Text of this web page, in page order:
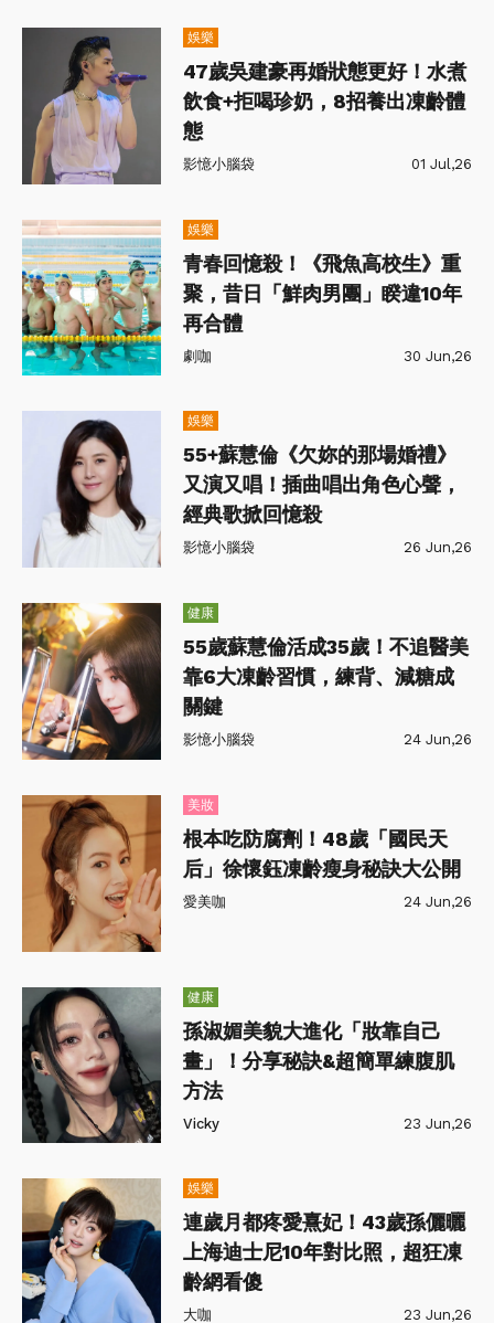
娛樂
47歲吳建豪再婚狀態更好！水煮
飲食+拒喝珍奶，8招養出凍齡體
態
影憶小腦袋 01 Jul,26
娛樂
青春回憶殺！《飛魚高校生》重
聚，昔日「鮮肉男團」睽違10年
再合體
劇咖 30 Jun,26
娛樂
55+蘇慧倫《欠妳的那場婚禮》
又演又唱！插曲唱出角色心聲，
經典歌掀回憶殺
影憶小腦袋 26 Jun,26
健康
55歲蘇慧倫活成35歲！不追醫美
靠6大凍齡習慣，練背、減糖成
關鍵
影憶小腦袋 24 Jun,26
美妝
根本吃防腐劑！48歲「國民天
后」徐懷鈺凍齡瘦身秘訣大公開
愛美咖 24 Jun,26
健康
孫淑媚美貌大進化「妝靠自己
畫」！分享秘訣&超簡單練腹肌
方法
Vicky 23 Jun,26
娛樂
連歲月都疼愛熹妃！43歲孫儷曬
上海迪士尼10年對比照，超狂凍
齡網看傻
大咖 23 Jun,26